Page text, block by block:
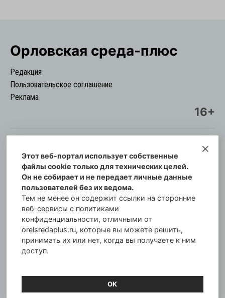
Орловская cреда-плюс
Редакция
Пользовательское соглашение
Реклама
16+
© Информационный городской портал
Орловская cреда-плюс, 2021-2026
Свидетельство о регистрации СМИ: ПИ №57-
00254 от 29 октября 2013 г.
Газета зарегистрирована Управлением
Федеральной службы по надзору в сфере связи,
информационных технологий и массовых
коммуникаций по Орловской области.
Главный редактор: Татьяна Филёва
Этот веб-портал использует собственные
файлы cookie только для технических целей.
Он не собирает и не передает личные данные
пользователей без их ведома.
Тем не менее он содержит ссылки на сторонние
веб-сервисы с политиками
конфиденциальности, отличными от
orelsredaplus.ru, которые вы можете решить,
принимать их или нет, когда вы получаете к ним
доступ.
ОК